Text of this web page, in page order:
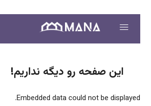
Embedded data could not be displayed.